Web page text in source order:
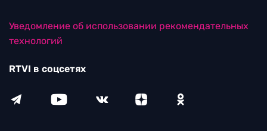
Уведомление об использовании рекомендательных
технологий
RTVI в соцсетях